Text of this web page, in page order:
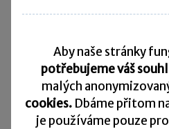
10. 8. 2026
Splatnost daně za červen 2026
20. 8. 2026
Měsíční odvod úhrnu
fyzických osob ze závislé
Aby naše stránky
potřebujeme váš
malých
cookies. Dbáme přitom
je používáme pouze